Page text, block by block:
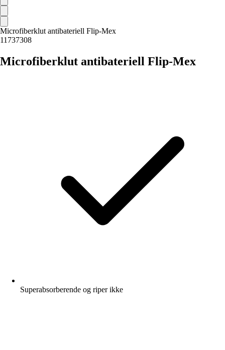
Microfiberklut antibateriell Flip-Mex
11737308
Microfiberklut antibateriell Flip-Mex
Superabsorberende og riper ikke